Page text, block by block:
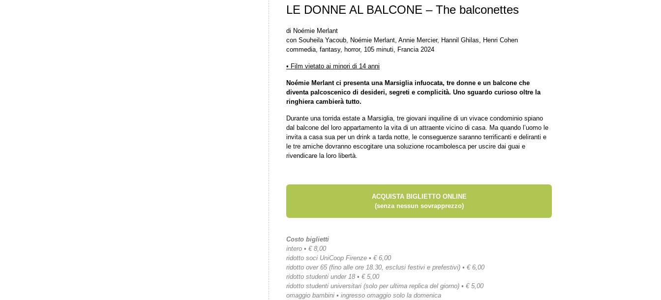
LE DONNE AL BALCONE – The balconettes
di Noémie Merlant
con Souheila Yacoub, Noémie Merlant, Annie Mercier, Hannil Ghilas, Henri Cohen
commedia, fantasy, horror, 105 minuti, Francia 2024
• Film vietato ai minori di 14 anni
Noémie Merlant ci presenta una Marsiglia infuocata, tre donne e un balcone che
diventa palcoscenico di desideri, segreti e complicità. Uno sguardo curioso oltre la
ringhiera cambierà tutto.
Durante una torrida estate a Marsiglia, tre giovani inquiline di un vivace condominio spiano
dal balcone del loro appartamento la vita di un attraente vicino di casa. Ma quando l’uomo le
invita a casa sua per un drink a tarda notte, le conseguenze saranno terrificanti e deliranti e
le tre amiche dovranno escogitare una soluzione rocambolesca per uscire dai guai e
rivendicare la loro libertà.
ACQUISTA BIGLIETTO ONLINE
(senza nessun sovrapprezzo)
Costo biglietti
intero • € 8,00
ridotto soci UniCoop Firenze • € 6,00
ridotto over 65 (fino alle ore 18.30, esclusi festivi e prefestivi) • € 6,00
ridotto studenti under 18 • € 5,00
ridotto studenti universitari (solo per ultima replica del giorno) • € 5,00
omaggio bambini • ingresso omaggio solo la domenica